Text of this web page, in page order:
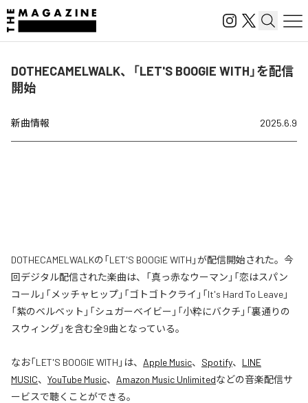
DOTHECAMELWALK、「LET'S BOOGIE WITH」を配信
開始
新曲情報 2025.6.9
DOTHECAMELWALKの「LET'S BOOGIE WITH」が配信開始された。今
回デジタル配信された楽曲は、「真っ赤なウーマン」「恋はスパン
コール」「メッチャヒップ」「ゴトゴトクライ」「It's Hard To Leave」
「紫のベルベット」「シュガーベイビー」「小粋にバクチ」「裏通りの
スウィング」を含む全9曲となっている。
なお「LET'S BOOGIE WITH 」は、 Apple Music、 Spotify、 LINE
MUSIC、 YouTube Music、 Amazon Music Unlimitedなどの音楽配信サ
ービスで聴くことができる。